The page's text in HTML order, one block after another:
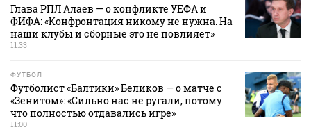
Глава РПЛ Алаев — о конфликте УЕФА и
ФИФА: «Конфронтация никому не нужна. На
наши клубы и сборные это не повлияет»
11:33
ФУТБОЛ
Футболист «Балтики» Беликов — о матче с
«Зенитом»: «Сильно нас не ругали, потому
что полностью отдавались игре»
11:00